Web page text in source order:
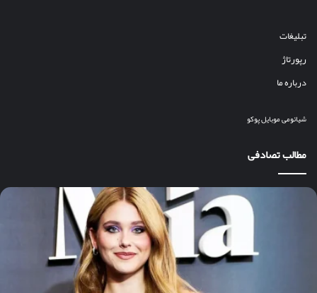
تبلیغات
رپورتاژ
درباره ما
شیائومیموبایلپوکو
مطالب تصادفی